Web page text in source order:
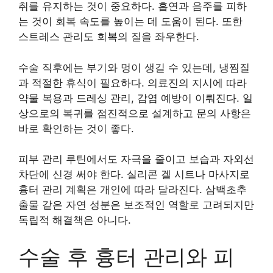
취를 유지하는 것이 중요하다. 흡연과 음주를 피하
는 것이 회복 속도를 높이는 데 도움이 된다. 또한
스트레스 관리도 회복의 질을 좌우한다.
수술 직후에는 부기와 멍이 생길 수 있는데, 냉찜질
과 적절한 휴식이 필요하다. 의료진의 지시에 따라
약물 복용과 드레싱 관리, 감염 예방이 이뤄진다. 일
상으로의 복귀를 점진적으로 설계하고 문의 사항은
바로 확인하는 것이 좋다.
피부 관리 루틴에서도 자극을 줄이고 보습과 자외선
차단에 신경 써야 한다. 실리콘 겔 시트나 마사지로
흉터 관리 계획은 개인에 따라 달라진다. 삼백초추
출물 같은 자연 성분은 보조적인 역할로 고려되지만
독립적 해결책은 아니다.
수술 후 흉터 관리와 피